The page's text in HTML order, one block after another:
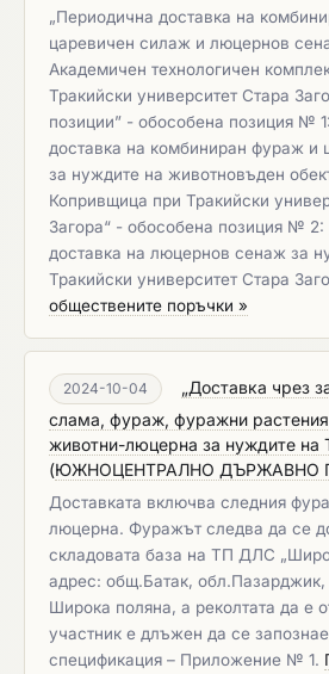
„Периодична доставка на
царевичен силаж и люцернов
Академичен технологичен
Тракийски университет Стара
позиции” - обособена позиция №
доставка на комбиниран фураж и
за нуждите на животновъден
Копривщица при Тракийски
Загора“ - обособена позиция № 2:
доставка на люцернов сенаж за
Тракийски университет Стара
обществените поръчки »
2024-10-04
„Доставка чрез
слама, фураж, фуражни растения
животни-люцерна за нуждите
(ЮЖНОЦЕНТРАЛНО ДЪРЖАВНО
Доставката включва следния
люцерна. Фуражът следва да се
складовата база на ТП ДЛС
адрес: общ.Батак, обл.Пазарджик,
Широка поляна, а реколтата да е
участник е длъжен да се
спецификация – Приложение № 1.